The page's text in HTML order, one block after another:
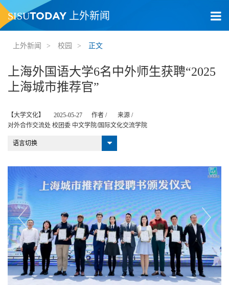
SISUTODAY 上外新闻
上外新闻 > 校园 > 正文
上海外国语大学6名中外师生获聘“2025
上海城市推荐官”
【大学文化】 2025-05-27 作者 /
来源 /
对外合作交流处 校团委 中文学院/国际文化交流学院
语言切换